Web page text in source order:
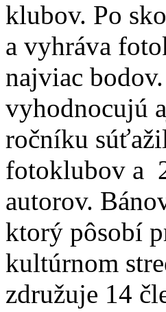
klubov. Po
a vyhráva
najviac
vyhodnocujú
ročníku
fotoklubov a
autorov.
ktorý pôsobí
kultúrnom
združuje 14